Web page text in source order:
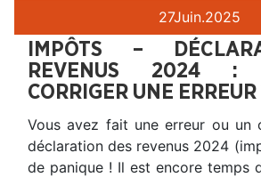
27Juin.2025
IMPÔTS –
REVENUS 2024 :
CORRIGER UNE ERREUR
Vous avez fait une erreur ou un
déclaration des revenus 2024
de panique ! Il est encore temps